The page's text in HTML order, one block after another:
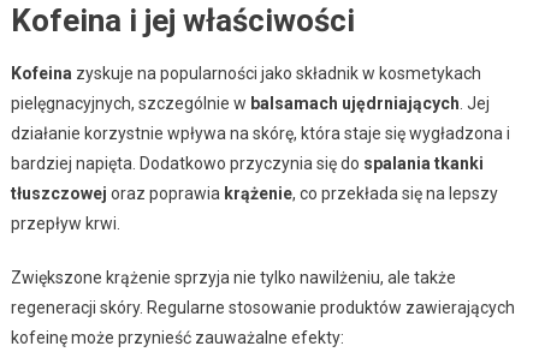
Kofeina i jej właściwości
Kofeina zyskuje na popularności jako składnik w kosmetykach
pielęgnacyjnych, szczególnie w balsamach ujędrniających . Jej
działanie korzystnie wpływa na skórę, która staje się wygładzona i
bardziej napięta. Dodatkowo przyczynia się do spalania tkanki
tłuszczowej oraz poprawia krążenie, co przekłada się na lepszy
przepływ krwi.
Zwiększone krążenie sprzyja nie tylko nawilżeniu, ale także
regeneracji skóry. Regularne stosowanie produktów zawierających
kofeinę może przynieść zauważalne efekty: